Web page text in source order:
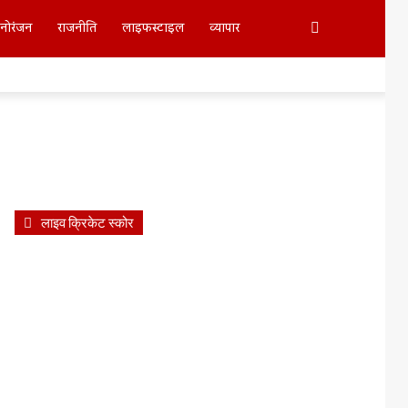
राजनीति लाइफस्टाइल व्यापार
लाइव क्रिकेट स्कोर